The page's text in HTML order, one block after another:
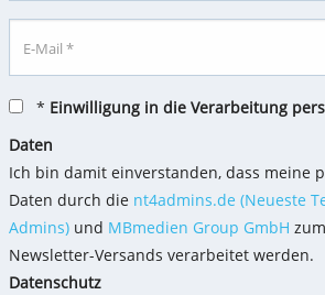
E-Mail *
* Einwilligung in die Verarbeitung
Daten
Ich bin damit einverstanden, dass meine
Daten durch die nt4admins.de (Neueste
Admins) und MBmedien Group GmbH
Newsletter-Versands verarbeitet werden.
Datenschutz